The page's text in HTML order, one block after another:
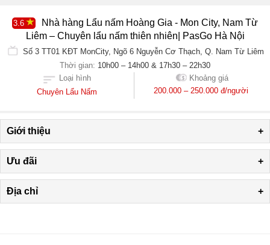
3.6
Nhà hàng Lẩu nấm Hoàng Gia - Mon City, Nam Từ
Liêm – Chuyên lẩu nấm thiên nhiên| PasGo Hà Nội
Số 3 TT01 KĐT MonCity, Ngõ 6 Nguyễn Cơ Thạch, Q. Nam Từ Liêm
Thời gian: 10h00 – 14h00 & 17h30 – 22h30
Loại hình
Chuyên Lẩu Nấm
Khoảng giá
200.000 – 250.000 đ/người
Giới thiệu +
Ưu đãi +
Địa chỉ +